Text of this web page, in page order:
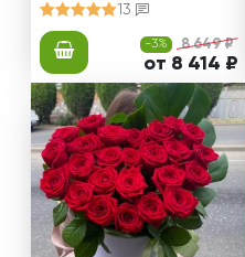
13
-3% 8 649 ₽
от 8 414 ₽